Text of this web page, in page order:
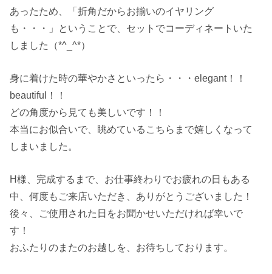
あったため、「折角だからお揃いのイヤリング
も・・・」ということで、セットでコーディネートいた
しました（*^_^*）
身に着けた時の華やかさといったら・・・elegant！！
beautiful！！
どの角度から見ても美しいです！！
本当にお似合いで、眺めているこちらまで嬉しくなって
しまいました。
H様、完成するまで、お仕事終わりでお疲れの日もある
中、何度もご来店いただき、ありがとうございました！
後々、ご使用された日をお聞かせいただければ幸いで
す！
おふたりのまたのお越しを、お待ちしております。